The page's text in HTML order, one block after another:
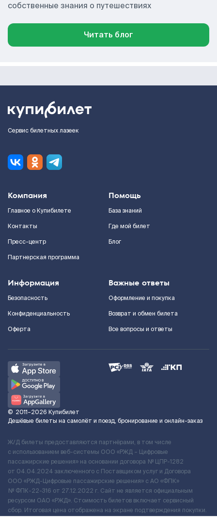
собственные знания о путешествиях
Читать блог
Сервис билетных лазеек
Компания
Главное о Купибилете
Контакты
Пресс-центр
Партнерская программа
Помощь
База знаний
Где мой билет
Блог
Информация
Безопасность
Конфиденциальность
Оферта
Важные ответы
Оформление и покупка
Возврат и обмен билета
Все вопросы и ответы
© 2011–2026 Купибилет
Дешёвые билеты на самолёт и поезд, бронирование и онлайн-заказ
Ж/Д билеты предоставляются партнёрами, в том числе
с использованием веб-системы ООО «РЖД – Цифровые
пассажирские решения» на основании договора № ЦПР-1282
от 04.04.2024 заключенного с Поставщиком услуг и Договора
ООО «РЖД-Цифровые пассажирские решения» c АО «ФПК»
№ ФПК-22-316 от 27.12.2022 г. Сайт не является официальным
ресурсом ОАО «РЖД». Стоимость билетов включает сервисный
сбор. Итоговая цена отображена на экране подтверждения покупки.